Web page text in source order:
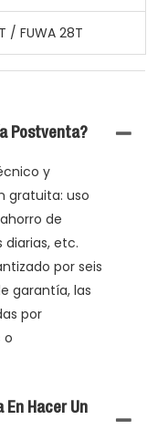
/ FUWA 28T
Postventa?
y
gratuita: uso
de
etc.
por seis
garantía, las
por
o
En Hacer Un